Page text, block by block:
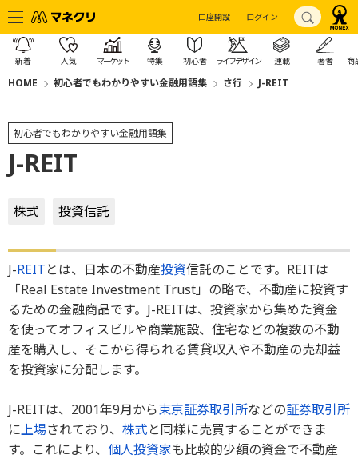
口座開設 ログイン
新着 人気 マーケット 特集 初心者 ライフデザイン 連載 著者 商
HOME 初心者でもわかりやすい金融用語集 さ行 J-REIT
初心者でもわかりやすい金融用語集
J-REIT
株式 投資信託
J-REITとは、日本の不動産投資信託のことです。REITは
「Real Estate Investment Trust」の略で、不動産に投資す
るための金融商品です。J-REITは、投資家から集めた資金
を使ってオフィスビルや商業施設、住宅などの複数の不動
産を購入し、そこから得られる賃貸収入や不動産の売却益
を投資家に分配します。
J-REITは、2001年9月から東京証券取引所などの証券取引所
に上場されており、 株式と同様に売買することができま
す。これにより、 個人投資家も比較的少額の資金で不動産